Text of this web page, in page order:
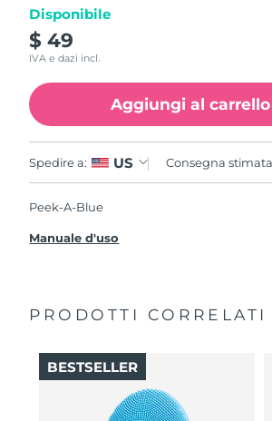
Disponibile
$ 49
IVA e dazi incl.
Aggiungi al carrello
Spedire a: US Consegna
Peek-A-Blue
Manuale d'uso
PRODOTTI CORRELATI
BESTSELLER